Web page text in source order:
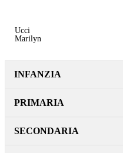
Ucci
Marilyn
INFANZIA
PRIMARIA
SECONDARIA